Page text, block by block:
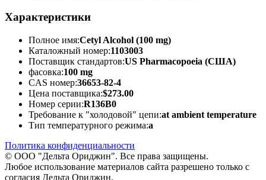
Характеристики
Полное имя:Cetyl Alcohol (100 mg)
Каталожный номер:1103003
Поставщик стандартов:US Pharmacopoeia (США)
фасовка:100 mg
CAS номер:36653-82-4
Цена поставщика:$273.00
Номер серии:R136B0
Требование к "холодовой" цепи:at ambient temperature
Тип температурного режима:a
Политика конфиденциальности
© ООО "Дельта Ориджин". Все права защищены.
Любое использование материалов сайта разрешено только с
согласия Дельта Ориджин.